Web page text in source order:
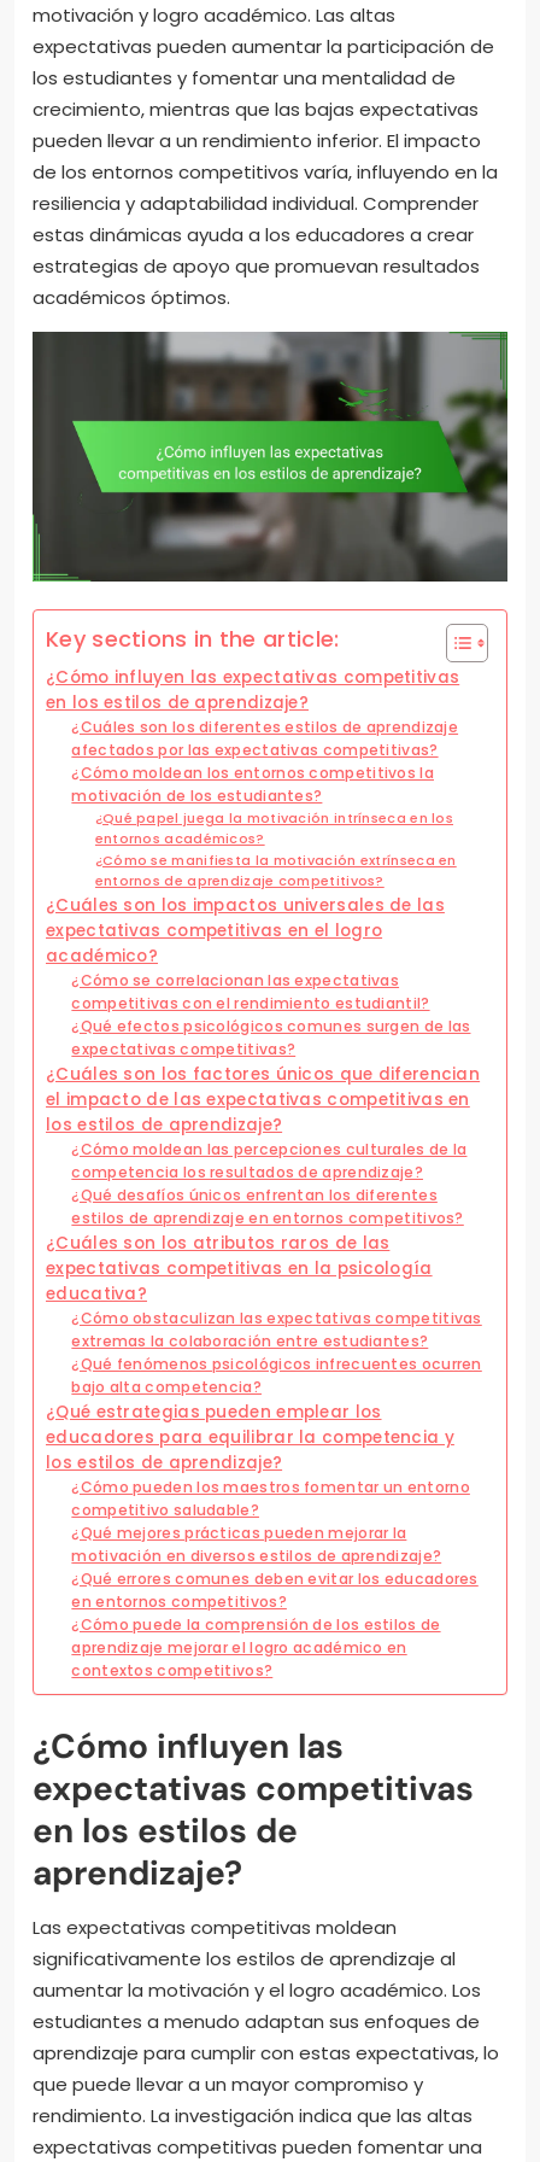
motivación y logro académico. Las altas
expectativas pueden aumentar la participación de
los estudiantes y fomentar una mentalidad de
crecimiento, mientras que las bajas expectativas
pueden llevar a un rendimiento inferior. El impacto
de los entornos competitivos varía, influyendo en la
resiliencia y adaptabilidad individual. Comprender
estas dinámicas ayuda a los educadores a crear
estrategias de apoyo que promuevan resultados
académicos óptimos.
Key sections in the article:
¿Cómo influyen las expectativas competitivas
en los estilos de aprendizaje?
¿Cuáles son los diferentes estilos de aprendizaje
afectados por las expectativas competitivas?
¿Cómo moldean los entornos competitivos la
motivación de los estudiantes?
¿Qué papel juega la motivación intrínseca en los
entornos académicos?
¿Cómo se manifiesta la motivación extrínseca en
entornos de aprendizaje competitivos?
¿Cuáles son los impactos universales de las
expectativas competitivas en el logro
académico?
¿Cómo se correlacionan las expectativas
competitivas con el rendimiento estudiantil?
¿Qué efectos psicológicos comunes surgen de las
expectativas competitivas?
¿Cuáles son los factores únicos que diferencian
el impacto de las expectativas competitivas en
los estilos de aprendizaje?
¿Cómo moldean las percepciones culturales de la
competencia los resultados de aprendizaje?
¿Qué desafíos únicos enfrentan los diferentes
estilos de aprendizaje en entornos competitivos?
¿Cuáles son los atributos raros de las
expectativas competitivas en la psicología
educativa?
¿Cómo obstaculizan las expectativas competitivas
extremas la colaboración entre estudiantes?
¿Qué fenómenos psicológicos infrecuentes ocurren
bajo alta competencia?
¿Qué estrategias pueden emplear los
educadores para equilibrar la competencia y
los estilos de aprendizaje?
¿Cómo pueden los maestros fomentar un entorno
competitivo saludable?
¿Qué mejores prácticas pueden mejorar la
motivación en diversos estilos de aprendizaje?
¿Qué errores comunes deben evitar los educadores
en entornos competitivos?
¿Cómo puede la comprensión de los estilos de
aprendizaje mejorar el logro académico en
contextos competitivos?
¿Cómo influyen las
expectativas competitivas
en los estilos de
aprendizaje?
Las expectativas competitivas moldean
significativamente los estilos de aprendizaje al
aumentar la motivación y el logro académico. Los
estudiantes a menudo adaptan sus enfoques de
aprendizaje para cumplir con estas expectativas, lo
que puede llevar a un mayor compromiso y
rendimiento. La investigación indica que las altas
expectativas competitivas pueden fomentar una